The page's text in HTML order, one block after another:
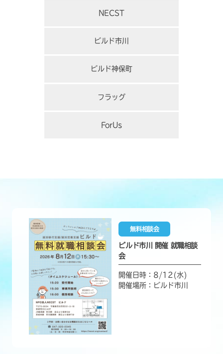
NECST
ビルド市川
ビルド神保町
フラッグ
ForUs
無料相談会
ビルド市川 開催 就職相談
会
開催日時：8/12(水)
開催場所：ビルド市川